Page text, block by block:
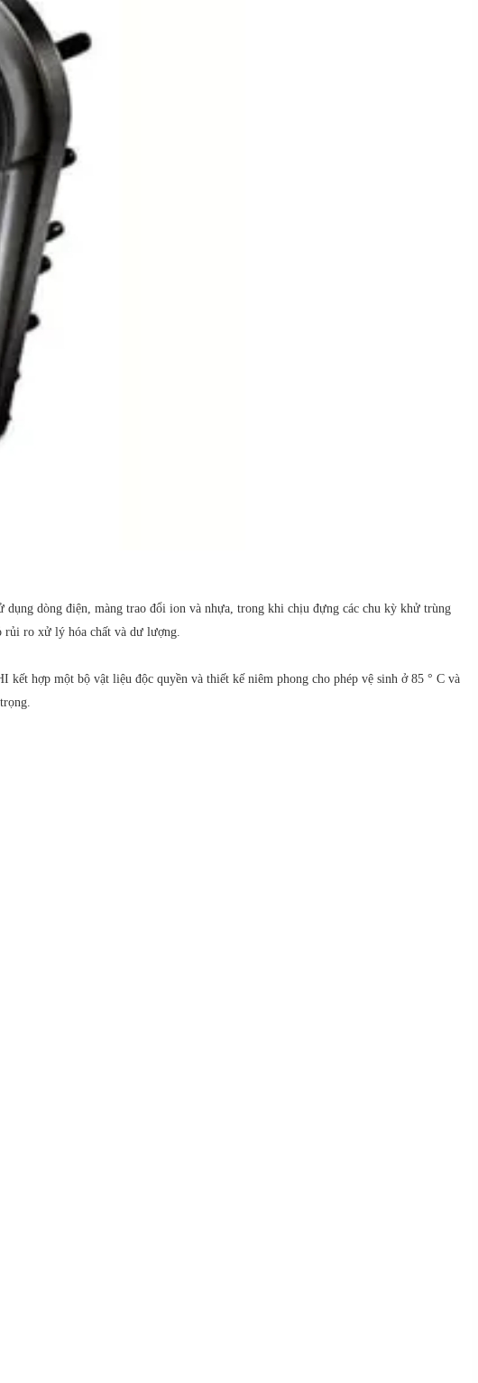
dòng điện, màng trao đổi ion và nhựa, trong khi chịu đựng các chu kỳ khử trùng
rủi ro xử lý hóa chất và dư lượng.
hợp một bộ vật liệu độc quyền và thiết kế niêm phong cho phép vệ sinh ở 85 ° C và